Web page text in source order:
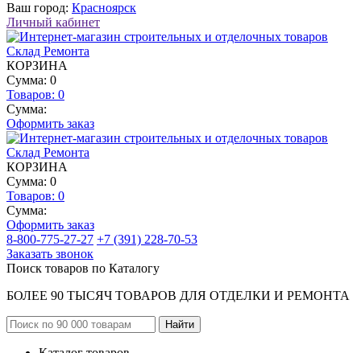
Ваш город: Красноярск
Личный кабинет
КОРЗИНА
Сумма: 0
Товаров: 0
Сумма:
Оформить заказ
КОРЗИНА
Сумма: 0
Товаров: 0
Сумма:
Оформить заказ
8-800-775-27-27 +7 (391) 228-70-53
Заказать звонок
Поиск товаров по Каталогу
БОЛЕЕ 90 ТЫСЯЧ ТОВАРОВ ДЛЯ ОТДЕЛКИ И РЕМОНТА